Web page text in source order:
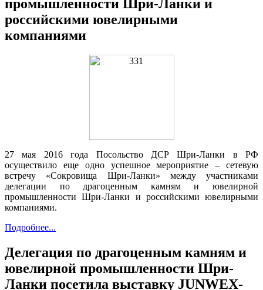
промышленности Шри-Ланки и
российскими ювелирными
компаниями
27 мая 2016 года Посольство ДСР Шри-Ланки в РФ
осуществило еще одно успешное мероприятие – сетевую
встречу «Сокровища Шри-Ланки» между участниками
делегации по драгоценным камням и ювелирной
промышленности Шри-Ланки и российскими ювелирными
компаниями.
Подробнее...
Делегация по драгоценным камням и
ювелирной промышленности Шри-
Ланки посетила выставку JUNWEX-